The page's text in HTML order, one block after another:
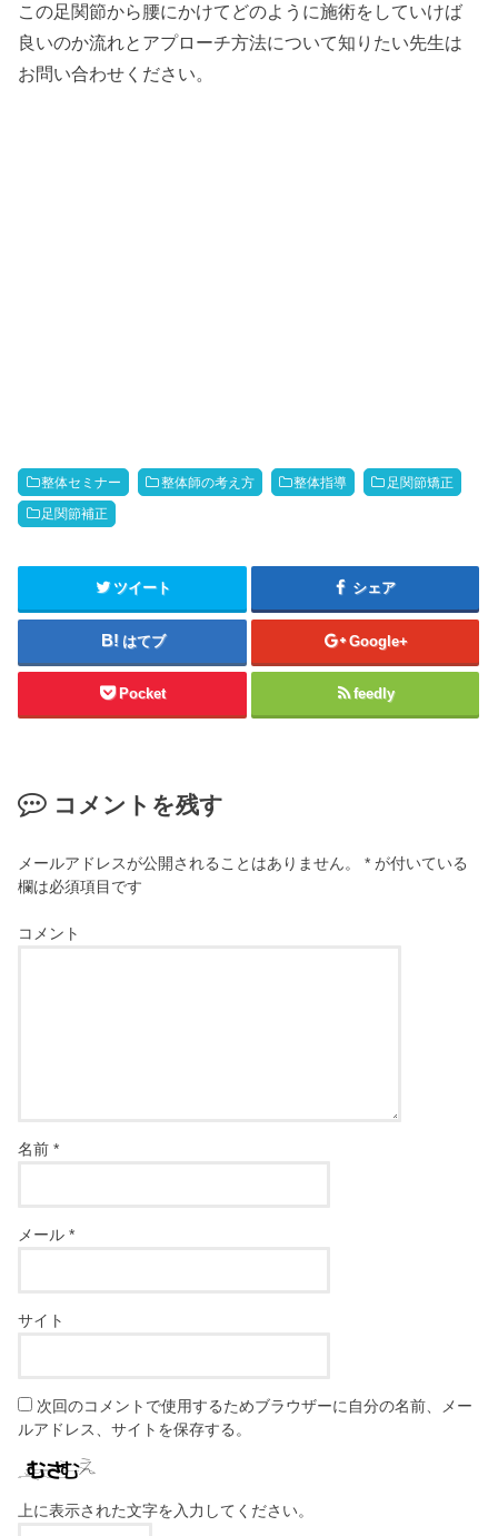
この足関節から腰にかけてどのように施術をしていけば
良いのか流れとアプローチ方法について知りたい先生は
お問い合わせください。
整体セミナー 整体師の考え方 整体指導 足関節矯正
足関節補正
ツイート シェア
はてブ Google+
Pocket feedly
コメントを残す
メールアドレスが公開されることはありません。 * が付いている
欄は必須項目です
コメント
名前*
メール*
サイト
次回のコメントで使用するためブラウザーに自分の名前、メー
ルアドレス、サイトを保存する。
上に表示された文字を入力してください。